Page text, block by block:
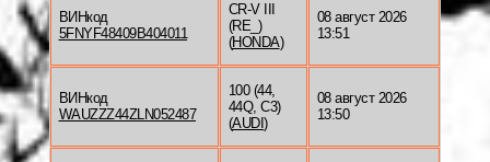
ВИНкод
5FNYF48409B404011
CR-V III
(RE_)
(HONDA)
08 август 2026
13:51
ВИНкод
WAUZZZ44ZLN052487
100 (44,
44Q, C3)
(AUDI )
08 август 2026
13:50